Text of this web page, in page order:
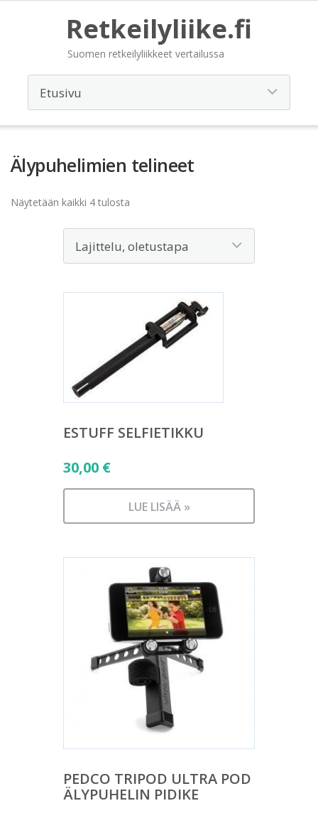
Retkeilyliike.fi
Suomen retkeilyliikkeet vertailussa
Älypuhelimien telineet
Näytetään kaikki 4 tulosta
ESTUFF SELFIETIKKU
30,00 €
LUE LISÄÄ »
PEDCO TRIPOD ULTRA POD
ÄLYPUHELIN PIDIKE